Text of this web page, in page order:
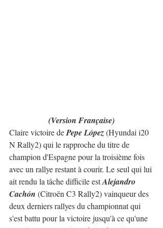
(Version Française)
Claire victoire de Pepe López (Hyundai i20
N Rally2) qui le rapproche du titre de
champion d'Espagne pour la troisième fois
avec un rallye restant à courir. Le seul qui lui
ait rendu la tâche difficile est Alejandro
Cachón (Citroën C3 Rally2) vainqueur des
deux derniers rallyes du championnat qui
s'est battu pour la victoire jusqu'à ce qu'une